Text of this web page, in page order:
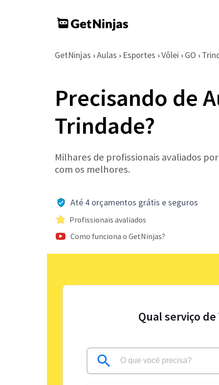
GetNinjas › Aulas › Esportes › Vôlei › GO ›
Precisando de
Trindade?
Milhares de profissionais avaliados
com os melhores.
Até 4 orçamentos grátis e seguros
Profissionais avaliados
Como funciona o GetNinjas?
Qual serviço